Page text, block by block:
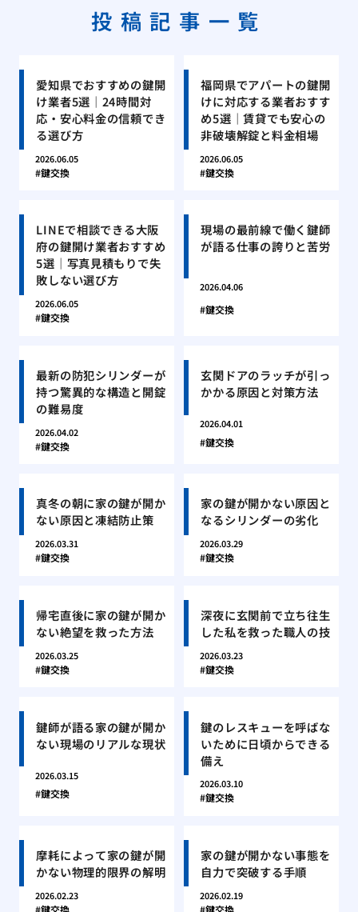
投稿記事一覧
愛知県でおすすめの鍵開
け業者5選｜24時間対
応・安心料金の信頼でき
る選び方
2026.06.05
鍵交換
福岡県でアパートの鍵開
けに対応する業者おすす
め5選｜賃貸でも安心の
非破壊解錠と料金相場
2026.06.05
鍵交換
LINEで相談できる大阪
府の鍵開け業者おすすめ
5選｜写真見積もりで失
敗しない選び方
2026.06.05
鍵交換
現場の最前線で働く鍵師
が語る仕事の誇りと苦労
2026.04.06
鍵交換
最新の防犯シリンダーが
持つ驚異的な構造と開錠
の難易度
2026.04.02
鍵交換
玄関ドアのラッチが引っ
かかる原因と対策方法
2026.04.01
鍵交換
真冬の朝に家の鍵が開か
ない原因と凍結防止策
2026.03.31
鍵交換
家の鍵が開かない原因と
なるシリンダーの劣化
2026.03.29
鍵交換
帰宅直後に家の鍵が開か
ない絶望を救った方法
2026.03.25
鍵交換
深夜に玄関前で立ち往生
した私を救った職人の技
2026.03.23
鍵交換
鍵師が語る家の鍵が開か
ない現場のリアルな現状
2026.03.15
鍵交換
鍵のレスキューを呼ばな
いために日頃からできる
備え
2026.03.10
鍵交換
摩耗によって家の鍵が開
かない物理的限界の解明
2026.02.23
鍵交換
家の鍵が開かない事態を
自力で突破する手順
2026.02.19
鍵交換